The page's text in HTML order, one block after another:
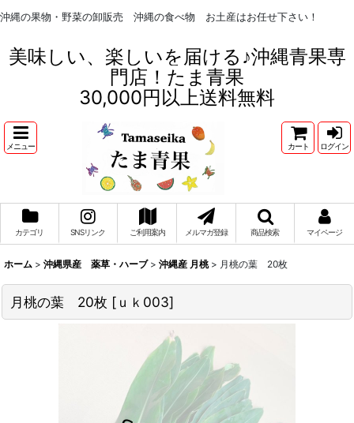
沖縄の果物・野菜の卸販売 沖縄の食べ物 お土産はお任せ下さい！
美味しい、楽しいを届ける♪沖縄青果専
門店！たま青果
30,000円以上送料無料
メニュー カート ログイン
カテゴリ SNSリンク ご利用案内 メルマガ登録 商品検索 マイページ
ホーム > 沖縄県産 薬草・ハーブ > 沖縄産 月桃 > 月桃の葉 20枚
月桃の葉 20枚 [ ｕｋ003]